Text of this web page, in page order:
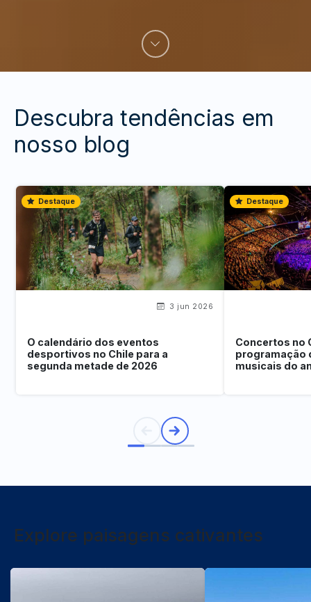
Descubra tendências em
nosso blog
Destaque
3 jun 2026
O calendário dos eventos
desportivos no Chile para a
segunda metade de 2026
Destaque
Concertos no
programação
musicais do
Explore paisagens cativantes